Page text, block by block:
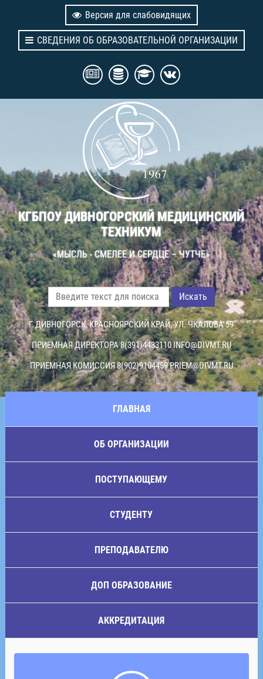
Версия для слабовидящих
СВЕДЕНИЯ ОБ ОБРАЗОВАТЕЛЬНОЙ ОРГАНИЗАЦИИ
КГБПОУ ДИВНОГОРСКИЙ МЕДИЦИНСКИЙ
ТЕХНИКУМ
«МЫСЛЬ - СМЕЛЕЕ И СЕРДЦЕ – ЧУТЧЕ»
Искать
Г. ДИВНОГОРСК, КРАСНОЯРСКИЙ КРАЙ, УЛ. ЧКАЛОВА 59
ПРИЕМНАЯ ДИРЕКТОРА 8(391)4433110INFO@DIVMT.RU
ПРИЕМНАЯ КОМИССИЯ 8(902)9104459PRIEM@DIVMT.RU
ГЛАВНАЯ
ОБ ОРГАНИЗАЦИИ
ПОСТУПАЮЩЕМУ
СТУДЕНТУ
ПРЕПОДАВАТЕЛЮ
ДОП ОБРАЗОВАНИЕ
АККРЕДИТАЦИЯ